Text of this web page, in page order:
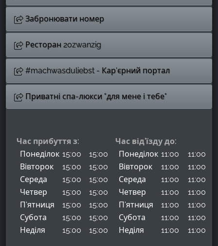
Забронювати номер
Ресторан 20zwanzig
#machwasduliebst - Кар'єрний портал
Приватні спа-люкси "для мене і тебе"
Час прибуття з:
Понеділок 15:00
15:00
Вівторок
15:00
15:00
Середа
15:00
15:00
Четвер
15:00
15:00
П'ятниця
15:00
15:00
Субота
15:00
15:00
Неділя
15:00 15:00
Час від'їзду до:
Понеділок 11:00
11:00
Вівторок
11:00
11:00
Середа
11:00
11:00
Четвер
11:00
11:00
П'ятниця
11:00
11:00
Субота
11:00
11:00
Неділя
11:00 11:00